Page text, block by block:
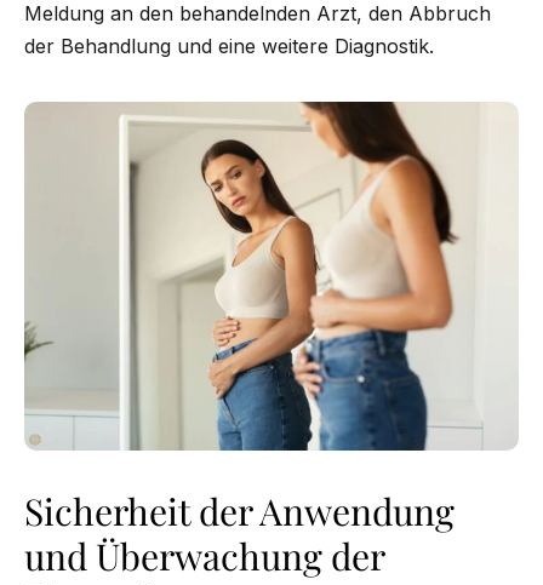
Meldung an den behandelnden Arzt, den Abbruch
der Behandlung und eine weitere Diagnostik.
Sicherheit der Anwendung
und Überwachung der